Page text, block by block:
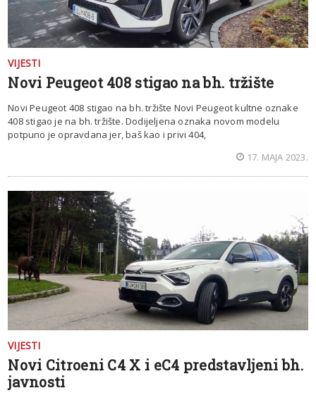
VIJESTI
Novi Peugeot 408 stigao na bh. tržište
Novi Peugeot 408 stigao na bh. tržište Novi Peugeot kultne oznake
408 stigao je na bh. tržište. Dodijeljena oznaka novom modelu
potpuno je opravdana jer, baš kao i privi 404,
17. MAJA 2023.
VIJESTI
Novi Citroeni C4 X i eC4 predstavljeni bh.
javnosti